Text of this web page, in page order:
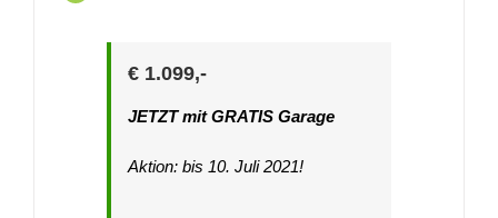
€ 1.099,-
JETZT mit GRATIS Garage
Aktion: bis 10. Juli 2021!